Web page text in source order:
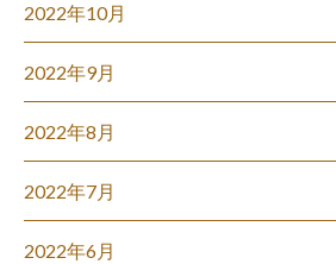
2022年10月
2022年9月
2022年8月
2022年7月
2022年6月